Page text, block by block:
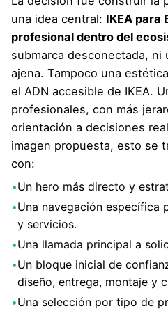
una idea central: IKEA para
profesional dentro del
submarca desconectada, ni
ajena. Tampoco una
el ADN accesible de IKEA.
profesionales, con más
orientación a decisiones
imagen propuesta, esto se
con:
•Un hero más directo y
•Una navegación específica
y servicios.
•Una llamada principal a
•Un bloque inicial de
diseño, entrega, montaje y
•Una selección por tipo de